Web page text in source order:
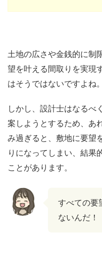
土地の広さや金銭的に制
望を叶える間取りを実現
はそうではないですよね。
しかし、設計士はなるべ
案しようとするため、あ
み過ぎると、敷地に要望
りになってしまい、結果
ことがあります。
すべての要
ないんだ！